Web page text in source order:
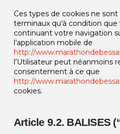
Ces types de cookies ne
terminaux qu’à condition
continuant votre navigation
l’application mobile de
http://
l’Utilisateur peut néanmoins
consentement à ce que
http://
cookies.
Article 9.2. BALISES